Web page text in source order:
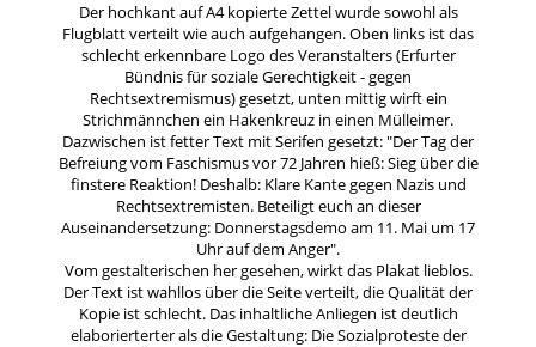
Der hochkant auf A4 kopierte Zettel wurde sowohl als
Flugblatt verteilt wie auch aufgehangen. Oben links ist das
schlecht erkennbare Logo des Veranstalters (Erfurter
Bündnis für soziale Gerechtigkeit - gegen
Rechtsextremismus) gesetzt, unten mittig wirft ein
Strichmännchen ein Hakenkreuz in einen Mülleimer.
Dazwischen ist fetter Text mit Serifen gesetzt: "Der Tag der
Befreiung vom Faschismus vor 72 Jahren hieß: Sieg über die
finstere Reaktion! Deshalb: Klare Kante gegen Nazis und
Rechtsextremisten. Beteiligt euch an dieser
Auseinandersetzung: Donnerstagsdemo am 11. Mai um 17
Uhr auf dem Anger".
Vom gestalterischen her gesehen, wirkt das Plakat lieblos.
Der Text ist wahllos über die Seite verteilt, die Qualität der
Kopie ist schlecht. Das inhaltliche Anliegen ist deutlich
elaborierterter als die Gestaltung: Die Sozialproteste der